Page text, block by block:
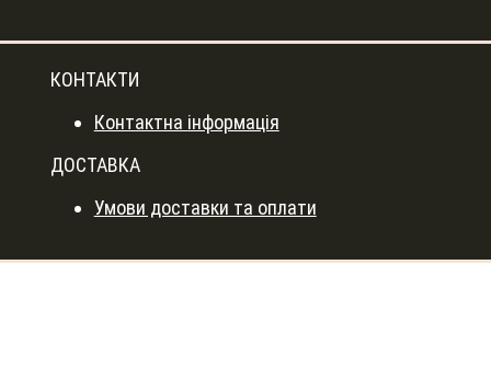
КОНТАКТИ
Контактна інформація
ДОСТАВКА
Умови доставки та оплати